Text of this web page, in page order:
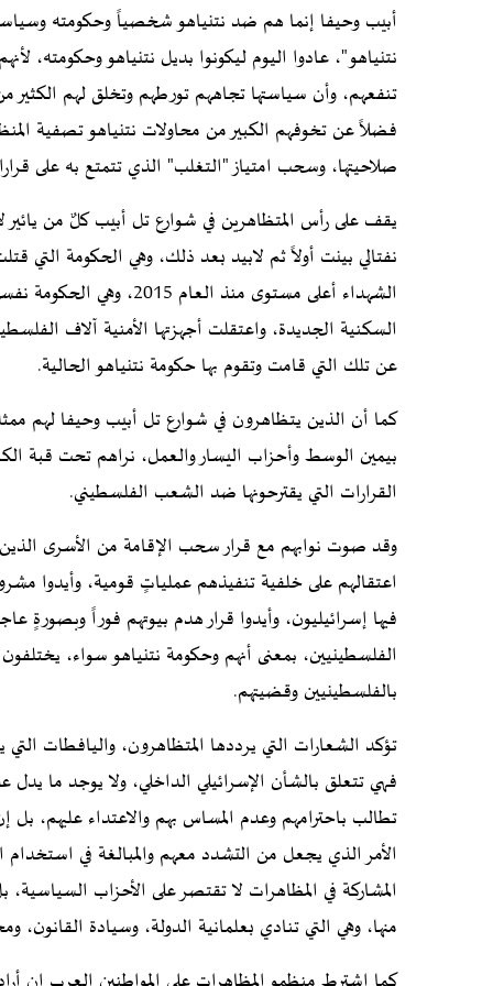
أبيب وحيفا إنما هم ضد نتنياهو شخصياً وحكومته
نتنياهو"، عادوا اليوم ليكونوا بديل نتنياهو
تنفعهم، وأن سياستها تجاههم تورطهم وتخلق لهم الكثير
فضلاً عن تخوفهم الكبير من محاولات نتنياهو تصفية
صلاحيتها، وسحب امتياز "التغلب" الذي تتمتع به على
يقف على رأس المتظاهرين في شوارع تل أبيب كلٌ من
الشهداء أعلى مستوى منذ
السكنية الجديدة، واعتقلت أجهزتها الأمنية آلاف
عن تلك التي قامت وتقوم بها حكومة نتنياهو الحالية.
كما أن الذين يتظاهرون في شوارع تل أبيب وحيفا لهم
بيمين الوسط وأحزاب اليسار والعمل، نراهم تحت قبة
القرارات التي يقترحونها ضد الشعب الفلسطيني.
وقد صوت نوابهم مع قرار سحب الإقامة من الأسرى
اعتقالهم على خلفية تنفيذهم عملياتٍ قومية، وأيدوا
فيها إسرائيليون، وأيدوا قرار هدم بيوتهم فوراً وبصورةٍ
الفلسطينيين، بمعنى أنهم وحكومة نتنياهو سواء،
بالفلسطينيين وقضيتهم.
تؤكد الشعارات التي يرددها المتظاهرون، واليافطات
فهي تتعلق بالشأن الإسرائيلي الداخلي، ولا يوجد ما
تطالب باحترامهم وعدم المساس بهم والاعتداء عليهم،
الأمر الذي يجعل من التشدد معهم والمبالغة في
المشاركة في المظاهرات لا تقتصر على الأحزاب السياسية،
منها، وهي التي تنادي بعلمانية الدولة، وسيادة القانون،